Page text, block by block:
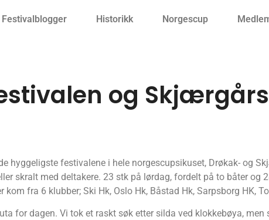
Festivalblogger Historikk Norgescup
og
hyggeligste festivalene i hele norgescupsikuset, Drøkak- og
skralt med deltakere. 23 stk på lørdag, fordelt på to båter og
fra 6 klubber; Ski Hk, Oslo Hk, Båstad Hk, Sarpsborg HK,
for dagen. Vi tok et raskt søk etter silda ved klokkebøya,